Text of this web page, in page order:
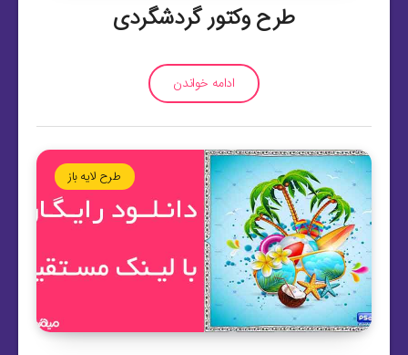
طرح وکتور گردشگردی
ادامه خواندن
طرح لایه باز